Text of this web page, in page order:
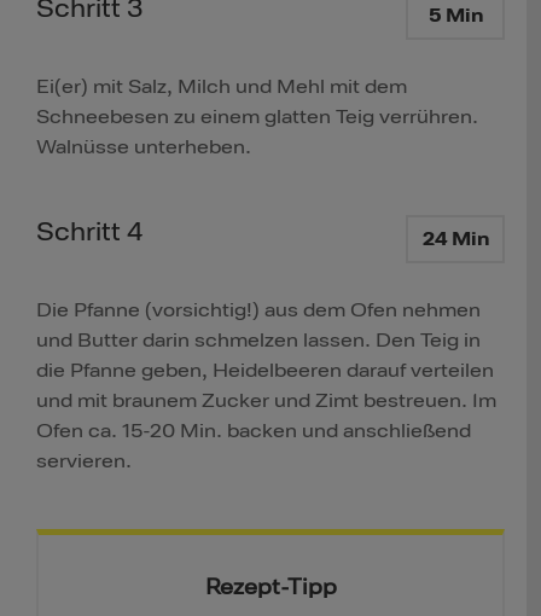
Schritt 3 5 Min
Ei(er) mit Salz, Milch und Mehl mit dem
Schneebesen zu einem glatten Teig verrühren.
Walnüsse unterheben.
Schritt 4 24 Min
Die Pfanne (vorsichtig!) aus dem Ofen nehmen
und Butter darin schmelzen lassen. Den Teig in
die Pfanne geben, Heidelbeeren darauf verteilen
und mit braunem Zucker und Zimt bestreuen. Im
Ofen ca. 15-20 Min. backen und anschließend
servieren.
Rezept-Tipp